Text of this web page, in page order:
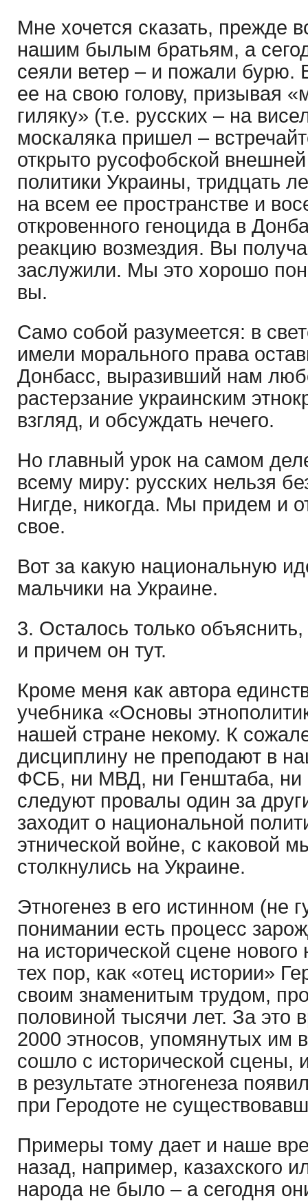
Мне хочется сказать, прежде
нашим былым братьям, а
сеяли ветер – и пожали бурю.
ее на свою голову, призывая
гиляку» (т.е. русских – на
москаляка пришел –
открыто русофобской
политики Украины, тридцать
на всем ее пространстве и
откровенного геноцида в
реакцию возмездия. Вы
заслужили. Мы это хорошо
вы.
Само собой разумеется: в
имели морального права
Донбасс, выразивший нам
растерзание украинским
взгляд, и обсуждать нечего.
Но главный урок на самом
всему миру: русских нельзя
Нигде, никогда. Мы придем и
свое.
Вот за какую национальную
мальчики на Украине.
3. Осталось только объяснить,
и причем он тут.
Кроме меня как автора
учебника «Основы
нашей стране некому. К
дисциплину не преподают в
ФСБ, ни МВД, ни Генштаба, ни
следуют провалы один за
заходит о национальной
этнической войне, с каковой
столкнулись на Украине.
Этногенез в его истинном (не
понимании есть процесс
на исторической сцене
тех пор, как «отец истории»
своим знаменитым трудом,
половиной тысячи лет. За это
2000 этносов, упомянутых им
сошло с исторической сцены,
в результате этногенеза
при Геродоте не
Примеры тому дает и наше
назад, например, казахского
народа не было – а сегодня